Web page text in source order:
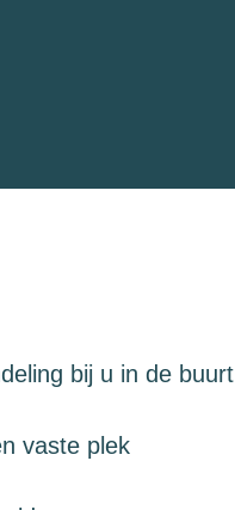
bij u in de buurt
vaste plek